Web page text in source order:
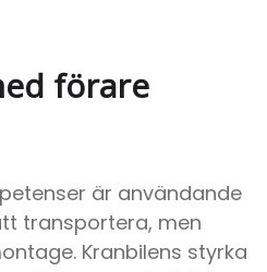
förare
är användande
transportera, men
Kranbilens styrka